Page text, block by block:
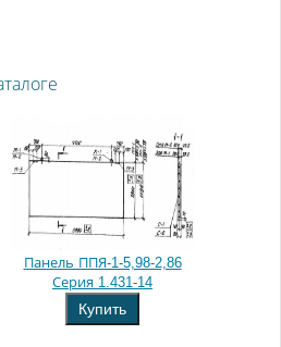
Панель ППЯ-1-5,98-2,86
Серия 1.431-14
Купить